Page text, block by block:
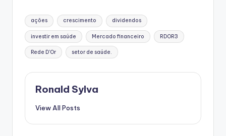
Tags:
ações crescimento dividendos
investir em saúde Mercado financeiro RDOR3
Rede D'Or setor de saúde.
Ronald Sylva
View All Posts